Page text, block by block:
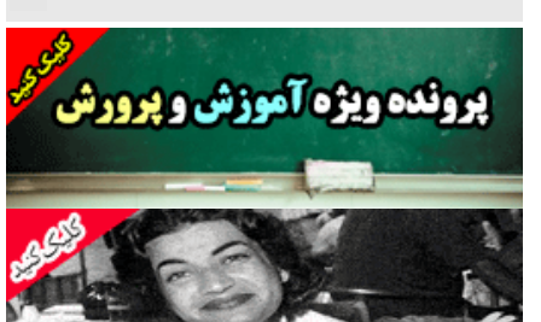
نسلی که آنلاین الگو می‌گیرد
گفت‌وگو با آیت‌الله جاودان/ جفای مخالفان مکانت معنوی رهبر شهید را
ارتقا می‌داد
راننده مست به قانون می‌خندد
همه آقای دوربینی شده‌ایم!
قصه ناتمام سرویس مدارس